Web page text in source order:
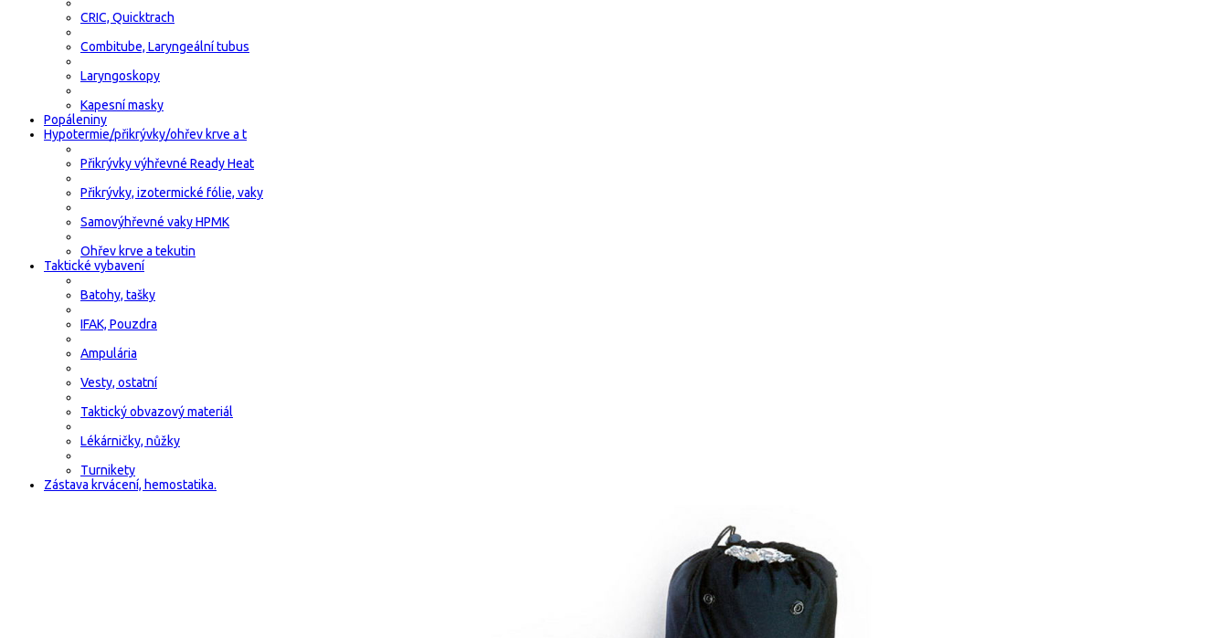
CRIC, Quicktrach
Combitube, Laryngeální tubus
Laryngoskopy
Kapesní masky
Popáleniny
Hypotermie/přikrývky/ohřev krve a t
Přikrývky výhřevné Ready Heat
Přikrývky, izotermické fólie, vaky
Samovýhřevné vaky HPMK
Ohřev krve a tekutin
Taktické vybavení
Batohy, tašky
IFAK, Pouzdra
Ampulária
Vesty, ostatní
Taktický obvazový materiál
Lékárničky, nůžky
Turnikety
Zástava krvácení, hemostatika.